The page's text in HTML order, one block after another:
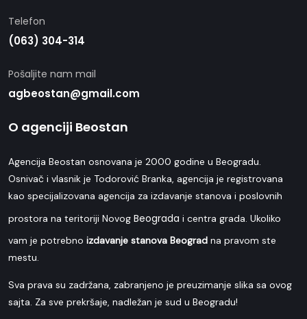
Telefon
(063) 304-314
Pošaljite nam mail
agbeostan@gmail.com
O agenciji Beostan
Agencija Beostan osnovana je 2000 godine u Beogradu.
Osnivač i vlasnik je Todorović Branka, agencija je registrovana
kao specijalizovana agencija za izdavanje stanova i poslovnih
prostora na teritoriji Novog Beograda i centra grada. Ukoliko
vam je potrebno izdavanje stanova Beograd na pravom ste
mestu.
Sva prava su zadržana, zabranjeno je preuzimanje slika sa ovog
sajta. Za sve prekršaje, nadležan je sud u Beogradu!